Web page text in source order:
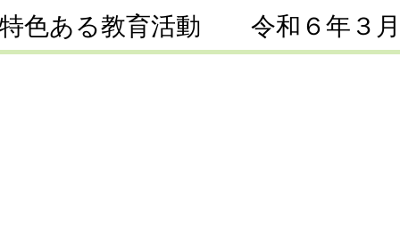
特色ある教育活動 令和６年３月